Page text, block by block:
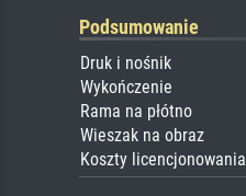
Podsumowanie
Druk i nośnik
Wykończenie
Rama na płótno
Wieszak na obraz
Koszty licencjonowania